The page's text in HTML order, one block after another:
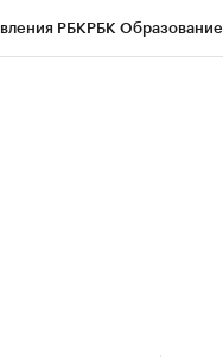
РБКРБК Образование